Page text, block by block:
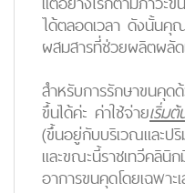
ได้ตลอดเวลา ดังนั้นคุ
ผสมสารที่ช่วยผลิตผลัด
สำหรับการรักษาขนคุด
ขึ้นได้ค่ะ ค่าใช้จ่ายเริ่ม
(ขึ้นอยู่กับบริเวณและ
และขณะนี้ราชเทวีคลิ
อาการขนคุดโดยเฉพาะ